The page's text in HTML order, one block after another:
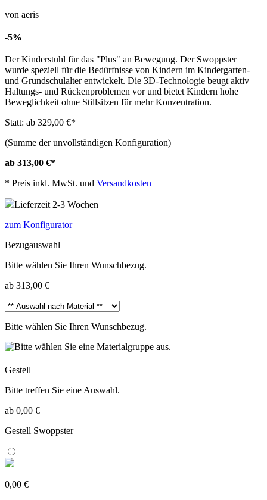
von aeris
-5%
Der Kinderstuhl für das "Plus" an Bewegung. Der Swoppster
wurde speziell für die Bedürfnisse von Kindern im Kindergarten-
und Grundschulalter entwickelt. Die 3D-Technologie beugt aktiv
Haltungs- und Rückenproblemen vor und bietet Kindern hohe
Beweglichkeit ohne Stillsitzen für mehr Konzentration.
Statt: ab 329,00 €*
(Summe der unvollständigen Konfiguration)
ab 313,00 €*
* Preis inkl. MwSt. und Versandkosten
Lieferzeit 2-3 Wochen
zum Konfigurator
Bezugauswahl
Bitte wählen Sie Ihren Wunschbezug.
ab 313,00 €
Bitte wählen Sie Ihren Wunschbezug.
Gestell
Bitte treffen Sie eine Auswahl.
ab 0,00 €
Gestell Swoppster
0,00 €